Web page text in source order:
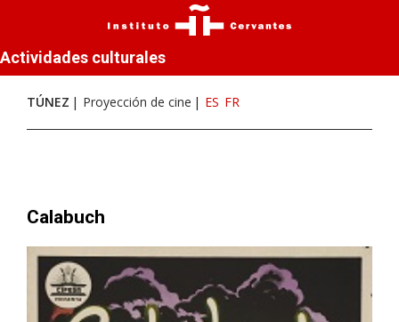
Actividades culturales
TÚNEZ Proyección de cine ES FR
Calabuch